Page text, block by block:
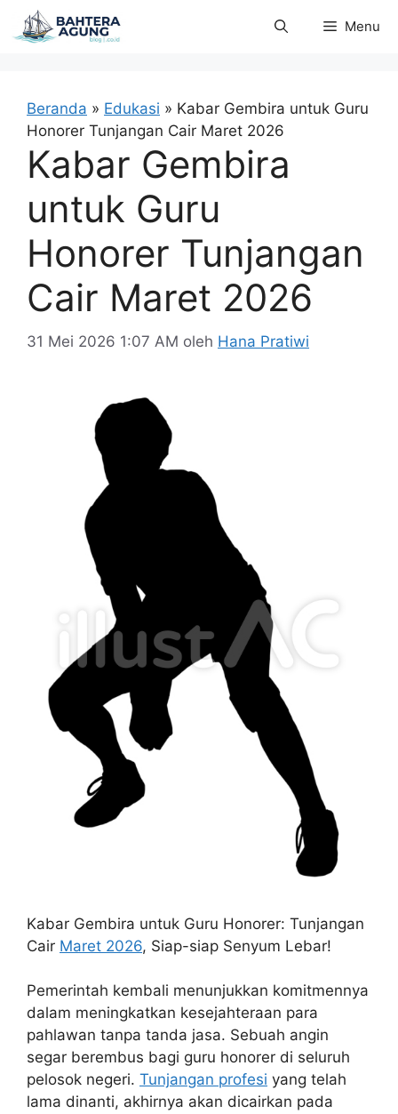
Langsung
ke
Menu
Beranda » Edukasi » Kabar Gembira untuk Guru
Honorer Tunjangan Cair Maret 2026
Kabar Gembira
untuk Guru
Honorer Tunjangan
Cair Maret 2026
31 Mei 2026 1:07 AM oleh Hana Pratiwi
Kabar Gembira untuk Guru Honorer: Tunjangan
Cair Maret 2026, Siap-siap Senyum Lebar!
Pemerintah kembali menunjukkan komitmennya
dalam meningkatkan kesejahteraan para
pahlawan tanpa tanda jasa. Sebuah angin
segar berembus bagi guru honorer di seluruh
pelosok negeri. Tunjangan profesi yang telah
lama dinanti, akhirnya akan dicairkan pada